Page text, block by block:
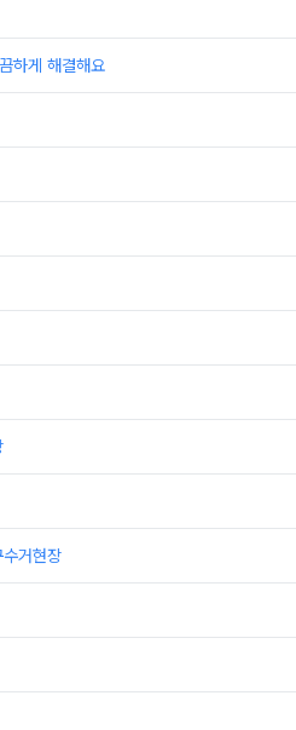
하게 해결해요
거현장